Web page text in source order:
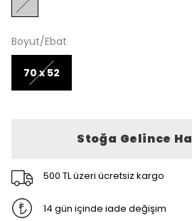
Boyut/Ebat
70 x 52
Stoğa Gelince
500 TL üzeri ücretsiz kargo
14 gün içinde iade değişim